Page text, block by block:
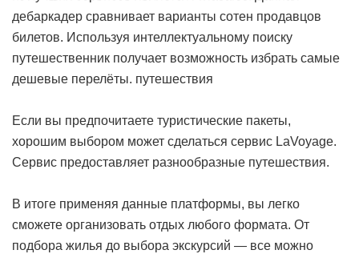
дебаркадер сравнивает варианты сотен продавцов
билетов. Используя интеллектуальному поиску
путешественник получает возможность избрать самые
дешевые перелёты. путешествия
Если вы предпочитаете туристические пакеты,
хорошим выбором может сделаться сервис LaVoyage.
Сервис предоставляет разнообразные путешествия.
В итоге применяя данные платформы, вы легко
сможете организовать отдых любого формата. От
подбора жилья до выбора экскурсий — все можно